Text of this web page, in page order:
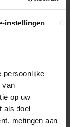
instellingen
persoonlijke
van
op uw
als doel
metingen aan